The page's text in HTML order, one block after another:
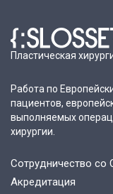
Пластическая
Работа по
пациентов,
выполняемых
хирургии.
Сотрудничество
Акредитация